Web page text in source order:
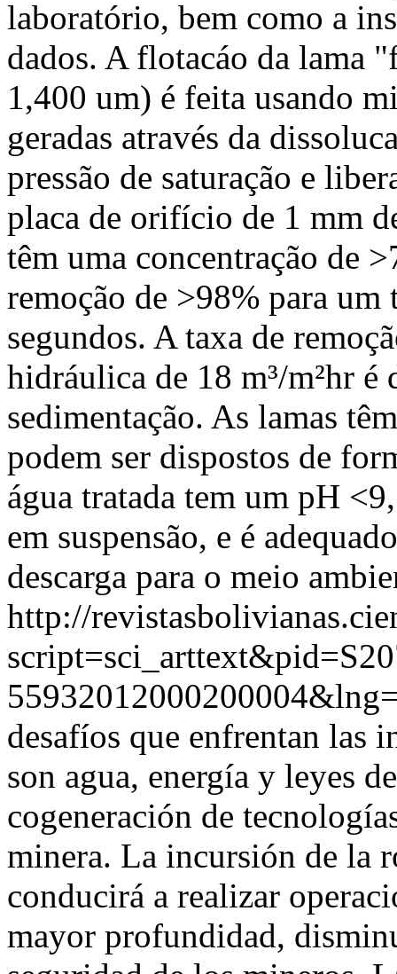
laboratório, bem como a
dados. A flotacáo da lama
1,400 um) é feita usando
geradas através da
pressão de saturação e
placa de orifício de 1 mm
têm uma concentração de
remoção de >98% para
segundos. A taxa de
hidráulica de 18 m³/m²hr é
sedimentação. As lamas
podem ser dispostos de
água tratada tem um pH
em suspensão, e é
descarga para o meio
http://
desafíos que enfrentan las
son agua, energía y leyes
cogeneración de
minera. La incursión de la
conducirá a realizar
mayor profundidad,